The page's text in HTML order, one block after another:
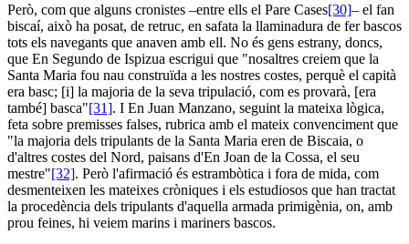
Però, com que alguns cronistes –entre ells el Pare Cases[30]– el fan
biscaí, això ha posat, de retruc, en safata la llaminadura de fer bascos
tots els navegants que anaven amb ell. No és gens estrany, doncs,
que En Segundo de Ispizua escrigui que "nosaltres creiem que la
Santa Maria fou nau construïda a les nostres costes, perquè el capità
era basc; [i] la majoria de la seva tripulació, com es provarà, [era
també] basca"[31]. I En Juan Manzano, seguint la mateixa lògica,
feta sobre premisses falses, rubrica amb el mateix convenciment que
"la majoria dels tripulants de la Santa Maria eren de Biscaia, o
d'altres costes del Nord, paisans d'En Joan de la Cossa, el seu
mestre"[32]. Però l'afirmació és estrambòtica i fora de mida, com
desmenteixen les mateixes cròniques i els estudiosos que han tractat
la procedència dels tripulants d'aquella armada primigènia, on, amb
prou feines, hi veiem marins i mariners bascos.